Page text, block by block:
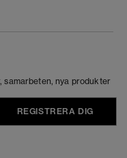
samarbeten, nya produkter
REGISTRERA DIG